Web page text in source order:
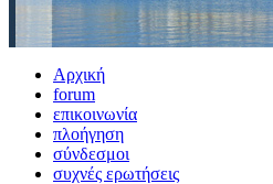
Αρχική
forum
επικοινωνία
πλοήγηση
σύνδεσμοι
συχνές ερωτήσεις